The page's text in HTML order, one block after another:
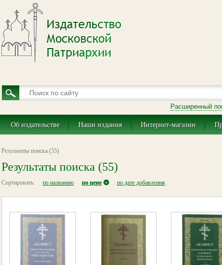
Расширенный
Об издательстве Наши издания Интернет-магазин
Результаты поиска (55)
Результаты поиска (55)
Сортировать: по названию по цене по дате добавления